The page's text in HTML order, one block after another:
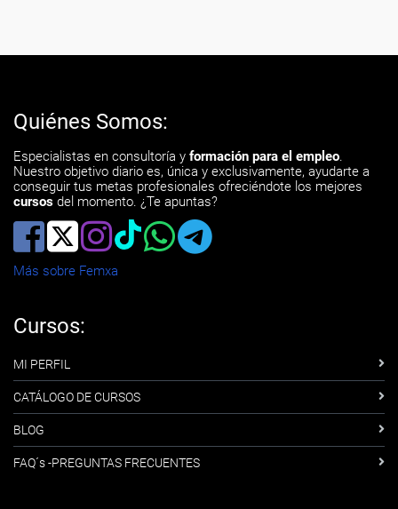
Quiénes Somos:
Especialistas en consultoría y formación para el empleo.
Nuestro objetivo diario es, única y exclusivamente, ayudarte a
conseguir tus metas profesionales ofreciéndote los mejores
cursos del momento. ¿Te apuntas?
Más sobre Femxa
Cursos:
MI PERFIL
CATÁLOGO DE CURSOS
BLOG
FAQ´s -PREGUNTAS FRECUENTES